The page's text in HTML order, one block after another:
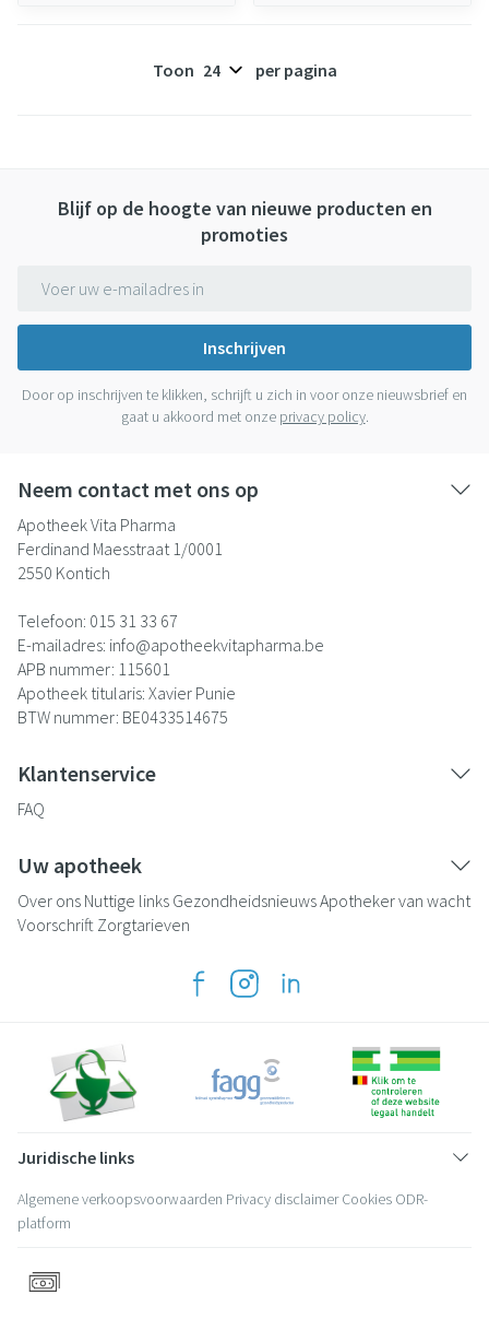
Toon per pagina
Blijf op de hoogte van nieuwe producten en
promoties
Inschrijven
Door op inschrijven te klikken, schrijft u zich in voor onze nieuwsbrief en
gaat u akkoord met onze privacy policy.
Neem contact met ons op
Apotheek Vita Pharma
Ferdinand Maesstraat 1/0001
2550 Kontich
Telefoon: 015 31 33 67
E-mailadres: info@apotheekvitapharma.be
APB nummer: 115601
Apotheek titularis: Xavier Punie
BTW nummer: BE0433514675
Klantenservice
FAQ
Uw apotheek
Over ons Nuttige links GezondheidsnieuwsApotheker van wacht
Voorschrift Zorgtarieven
Juridische links
Algemene verkoopsvoorwaarden Privacy disclaimer Cookies ODR-
platform